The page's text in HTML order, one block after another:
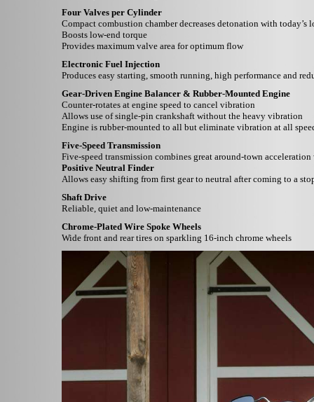
Four Valves per Cylinder
Compact combustion chamber decreases detonation with today’s
Boosts low-end torque
Provides maximum valve area for optimum flow
Electronic Fuel Injection
Produces easy starting, smooth running, high performance and
Gear-Driven Engine Balancer & Rubber-Mounted Engine
Counter-rotates at engine speed to cancel vibration
Allows use of single-pin crankshaft without the heavy vibration
Engine is rubber-mounted to all but eliminate vibration at all
Five-Speed Transmission
Five-speed transmission combines great around-town
Positive Neutral Finder
Allows easy shifting from first gear to neutral after coming to a
Shaft Drive
Reliable, quiet and low-maintenance
Chrome-Plated Wire Spoke Wheels
Wide front and rear tires on sparkling 16-inch chrome wheels